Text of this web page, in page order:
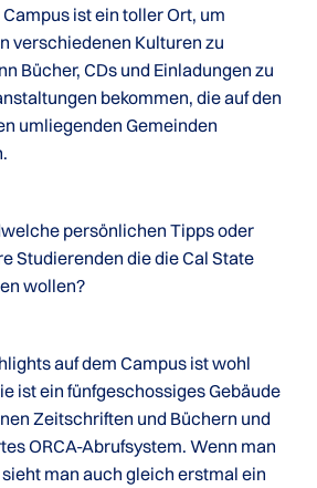
ist ein toller Ort, um
verschiedenen Kulturen zu
Bücher, CDs und Einladungen zu
bekommen, die auf den
umliegenden Gemeinden
persönlichen Tipps oder
Studierenden die die Cal State
wollen?
auf dem Campus ist wohl
ist ein fünfgeschossiges Gebäude
Zeitschriften und Büchern und
ORCA-Abrufsystem. Wenn man
man auch gleich erstmal ein